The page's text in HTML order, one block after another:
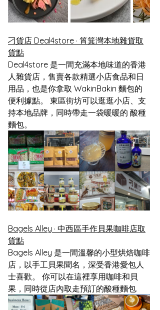
刁貨店 Deal4store · 筲箕灣本地雜貨取
貨點
Deal4store 是一間充滿本地味道的香港
人雜貨店，售賣各款精選小店食品和日
用品，也是你拿取 WakinBakin 麵包的
便利據點。 東區街坊可以逛逛小店、支
持本地品牌，同時帶走一袋暖暖的 酸種
麵包。
Bagels Alley · 中西區手作貝果咖啡店取
貨點
Bagels Alley 是一間溫馨的小型烘焙咖啡
店，以手工貝果聞名，深受香港愛包人
士喜歡。 你可以在這裡享用咖啡和貝
果，同時從店內取走預訂的酸種麵包.